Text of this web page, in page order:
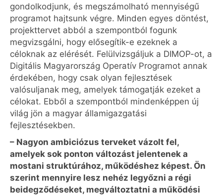
gondolkodjunk, és megszámolható mennyiségű
programot hajtsunk végre. Minden egyes döntést,
projekttervet abból a szempontból fogunk
megvizsgálni, hogy elősegítik-e ezeknek a
céloknak az elérését. Felülvizsgáljuk a DIMOP-ot, a
Digitális Magyarország Operatív Programot annak
érdekében, hogy csak olyan fejlesztések
valósuljanak meg, amelyek támogatják ezeket a
célokat. Ebből a szempontból mindenképpen új
világ jön a magyar államigazgatási
fejlesztésekben.
– Nagyon ambiciózus terveket vázolt fel,
amelyek sok ponton változást jelentenek a
mostani struktúrához, működéshez képest. Ön
szerint mennyire lesz nehéz legyőzni a régi
beidegződéseket, megváltoztatni a működési